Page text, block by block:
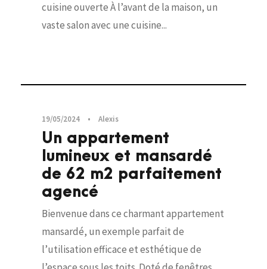
cuisine ouverte À l’avant de la maison, un
vaste salon avec une cuisine...
19/05/2024 • Alexis
Un appartement
lumineux et mansardé
de 62 m2 parfaitement
agencé
Bienvenue dans ce charmant appartement
mansardé, un exemple parfait de
l’utilisation efficace et esthétique de